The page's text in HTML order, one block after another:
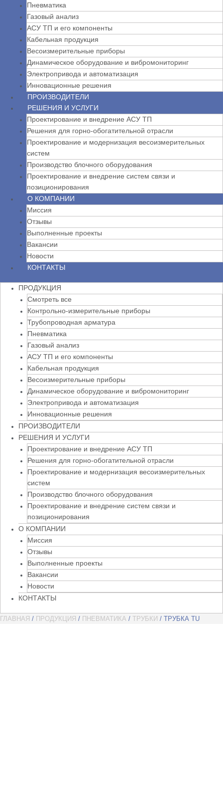
Пневматика
Газовый анализ
АСУ ТП и его компоненты
Кабельная продукция
Весоизмерительные приборы
Динамическое оборудование и вибромониторинг
Электропривода и автоматизация
Инновационные решения
ПРОИЗВОДИТЕЛИ
РЕШЕНИЯ И УСЛУГИ
Проектирование и внедрение АСУ ТП
Решения для горно-обогатительной отрасли
Проектирование и модернизация весоизмерительных
систем
Производство блочного оборудования
Проектирование и внедрение систем связи и
позиционирования
О КОМПАНИИ
Миссия
Отзывы
Выполненные проекты
Вакансии
Новости
КОНТАКТЫ
ПРОДУКЦИЯ
Смотреть все
Контрольно-измерительные приборы
Трубопроводная арматура
Пневматика
Газовый анализ
АСУ ТП и его компоненты
Кабельная продукция
Весоизмерительные приборы
Динамическое оборудование и вибромониторинг
Электропривода и автоматизация
Инновационные решения
ПРОИЗВОДИТЕЛИ
РЕШЕНИЯ И УСЛУГИ
Проектирование и внедрение АСУ ТП
Решения для горно-обогатительной отрасли
Проектирование и модернизация весоизмерительных
систем
Производство блочного оборудования
Проектирование и внедрение систем связи и
позиционирования
О КОМПАНИИ
Миссия
Отзывы
Выполненные проекты
Вакансии
Новости
КОНТАКТЫ
ГЛАВНАЯ / ПРОДУКЦИЯ / ПНЕВМАТИКА / ТРУБКИ / ТРУБКА TU